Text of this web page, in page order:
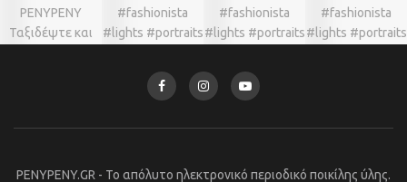
PENYPENY.GR - Το απόλυτο ηλεκτρονικό περιοδικό ποικίλης ύλης.